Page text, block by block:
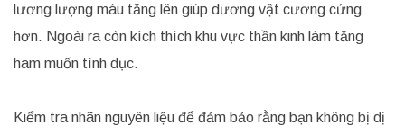
lương lượng máu tăng lên giúp dương vật cương cứng
hơn. Ngoài ra còn kích thích khu vực thần kinh làm tăng
ham muốn tình dục.
Kiểm tra nhãn nguyên liệu để đảm bảo rằng bạn không bị dị